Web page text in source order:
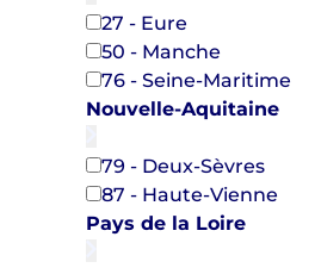
27 - Eure
50 - Manche
76 - Seine-Maritime
Nouvelle-Aquitaine
79 - Deux-Sèvres
87 - Haute-Vienne
Pays de la Loire